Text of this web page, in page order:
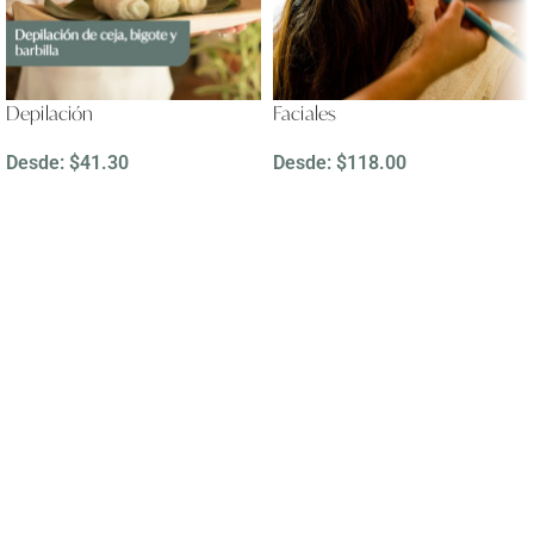
Depilación
Desde: $41.30
Faciales
Desde: $118.00